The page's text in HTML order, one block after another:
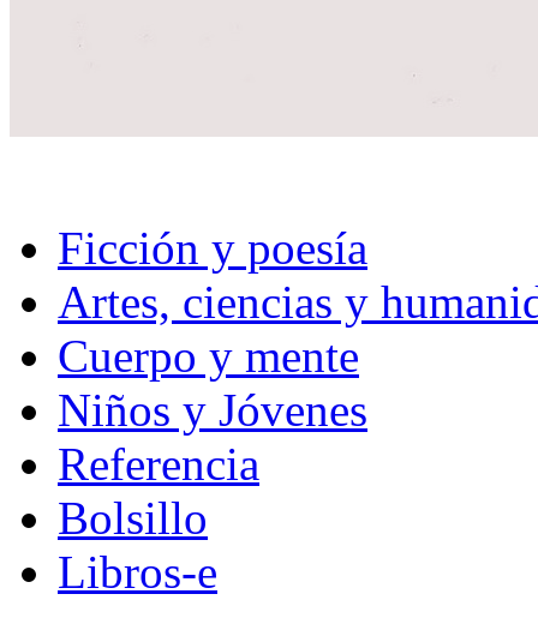
Ficción y poesía
Artes, ciencias y
Cuerpo y mente
Niños y Jóvenes
Referencia
Bolsillo
Libros-e